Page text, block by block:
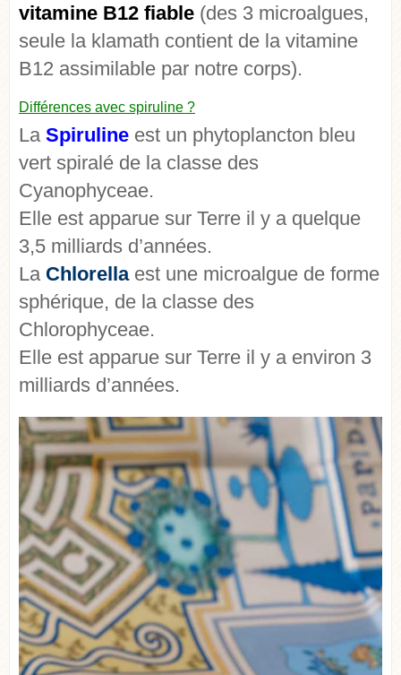
vitamine B12 fiable (des 3 microalgues,
seule la klamath contient de la vitamine
B12 assimilable par notre corps).
Différences avec spiruline ?
La Spiruline est un phytoplancton bleu
vert spiralé de la classe des
Cyanophyceae.
Elle est apparue sur Terre il y a quelque
3,5 milliards d’années.
La Chlorellaest une microalgue de forme
sphérique, de la classe des
Chlorophyceae.
Elle est apparue sur Terre il y a environ 3
milliards d’années.